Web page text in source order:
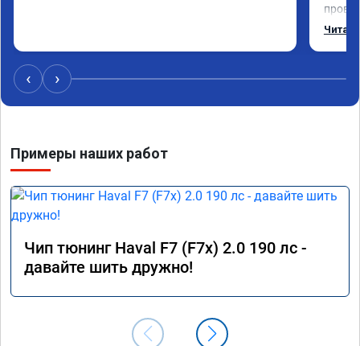
‹ ›
Примеры наших работ
Чип тюнинг Haval F7 (F7x) 2.0 190 лс -
давайте шить дружно!